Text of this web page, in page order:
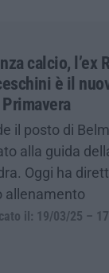
calcio, l’ex
è il
il posto di
alla guida
Oggi ha
allenamento
il: 19/03/25 –